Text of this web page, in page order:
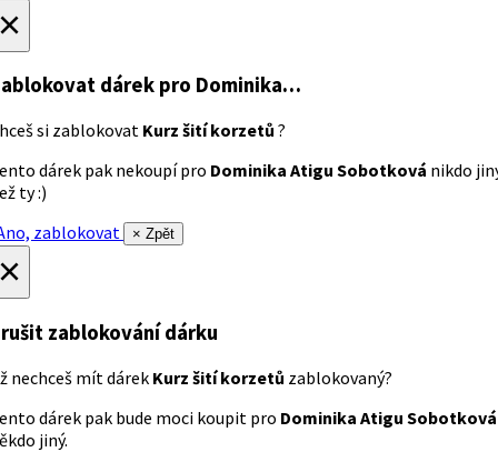
dárek pro Dominika…
si zablokovat Kurz šití korzetů ?
dárek pak nekoupí pro Dominika Atigu Sobotková nikdo
ty :)
zablokovat
× Zpět
zablokování dárku
nechceš mít dárek Kurz šití korzetů zablokovaný?
dárek pak bude moci koupit pro Dominika Atigu Sobotková
jiný.